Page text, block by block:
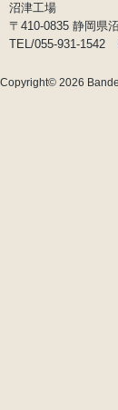
沼津工場
〒410-0835 静岡県
TEL/055-931-1542
Copyright© 2026